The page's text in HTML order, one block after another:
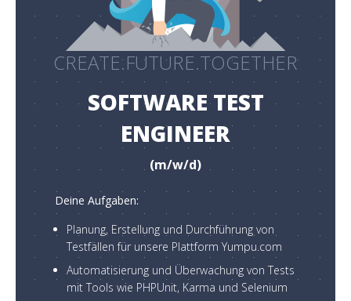
CREATE.FUTURE.TOGETHER
SOFTWARE TEST
ENGINEER
(m/w/d)
Deine Aufgaben:
Planung, Erstellung und Durchführung von
Testfällen für unsere Plattform Yumpu.com
Automatisierung und Überwachung von Tests
mit Tools wie PHPUnit, Karma und Selenium